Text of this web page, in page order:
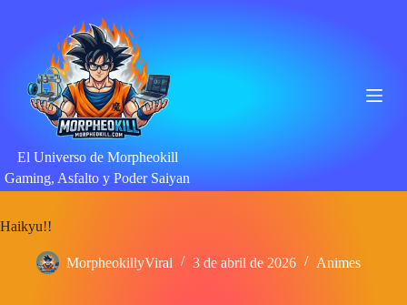
El Universo de Morpheokill
Gaming, Asfalto y Poder Saiyan
Haikyu!!
MorpheokillyViral 3 de abril de 2026 Animes